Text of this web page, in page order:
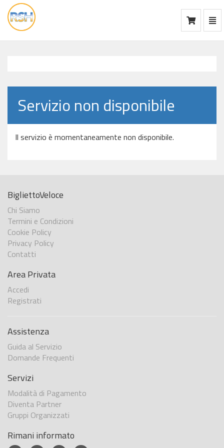
vai
alla
Servizio non disponibile
Il servizio è momentaneamente non disponibile.
BigliettoVeloce
Chi Siamo
Termini e Condizioni
Cookie Policy
Privacy Policy
Contatti
Area Privata
Accedi
Registrati
Assistenza
Guida al Servizio
Domande Frequenti
Servizi
Modalità di Pagamento
Diventa Partner
Gruppi Organizzati
Rimani informato